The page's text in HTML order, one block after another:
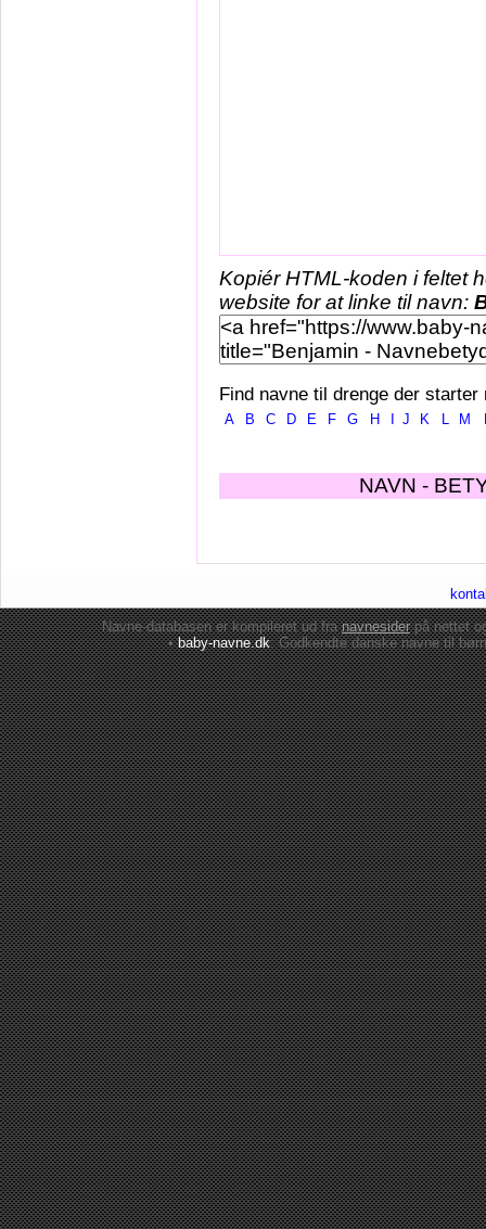
Kopiér HTML-koden i feltet
website for at linke til navn:
Find navne til drenge der starter
A B C D E F G H J K L M
NAVN -
Navne-databasen er kompileret ud franavnesiderpå nettet
•baby-navne.dk: Godkendte danskenavne til børn